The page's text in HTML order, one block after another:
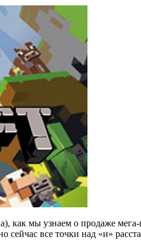
как мы узнаем о продаже
сейчас все точки над «и»